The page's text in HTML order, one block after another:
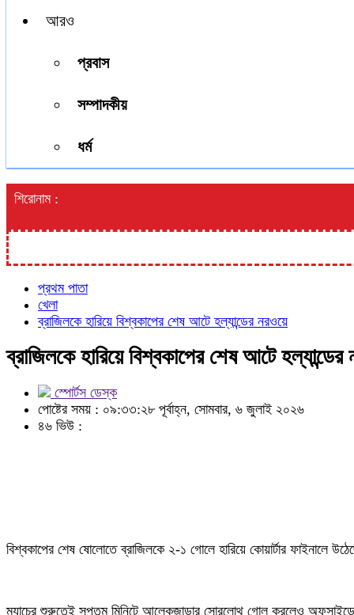
আরও
প্রবাস
সম্পাদকীয়
ধর্ম
শিরোনাম :
প্রথম পাতা
খেলা
ব্রাজিলকে হারিয়ে বিশ্বকাপের শেষ আটে হল্যান্ডের নরওয়ে
ব্রাজিলকে হারিয়ে বিশ্বকাপের শেষ আটে হল্যান্ডের
স্পোর্টস ডেস্ক
পোষ্টের সময় : ০৯:৩৩:২৮ পূর্বাহ্ন, সোমবার, ৬ জুলাই ২০২৬
৪৬ ভিউ :
বিশ্বকাপের শেষ ষোলোতে ব্রাজিলকে ২-১ গোলে হারিয়ে কোয়ার্টার ফাইনালে
ম্যাচের শুরুতেই সপ্তম মিনিটে আলেকজান্ডার সোরলোথ গোল করলেও অফসাইডের